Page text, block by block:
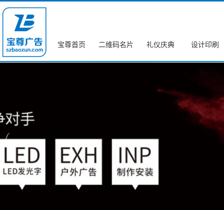
宝尊首页 二维码名片 礼仪庆典 设计印刷